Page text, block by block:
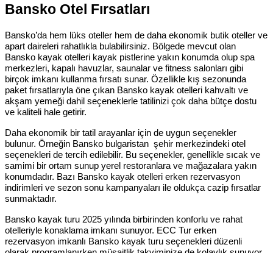
Bansko Otel Fırsatları
Bansko’da hem lüks oteller hem de daha ekonomik butik oteller ve
apart daireleri rahatlıkla bulabilirsiniz. Bölgede mevcut olan
Bansko kayak otelleri kayak pistlerine yakın konumda olup spa
merkezleri, kapalı havuzlar, saunalar ve fitness salonları gibi
birçok imkanı kullanma fırsatı sunar. Özellikle kış sezonunda
paket fırsatlarıyla öne çıkan Bansko kayak otelleri kahvaltı ve
akşam yemeği dahil seçeneklerle tatilinizi çok daha bütçe dostu
ve kaliteli hale getirir.
Daha ekonomik bir tatil arayanlar için de uygun seçenekler
bulunur. Örneğin Bansko bulgaristan şehir merkezindeki otel
seçenekleri de tercih edilebilir. Bu seçenekler, genellikle sıcak ve
samimi bir ortam sunup yerel restoranlara ve mağazalara yakın
konumdadır. Bazı Bansko kayak otelleri erken rezervasyon
indirimleri ve sezon sonu kampanyaları ile oldukça cazip fırsatlar
sunmaktadır.
Bansko kayak turu 2025 yılında birbirinden konforlu ve rahat
otelleriyle konaklama imkanı sunuyor. ECC Tur erken
rezervasyon imkanlı Bansko kayak turu seçenekleri düzenli